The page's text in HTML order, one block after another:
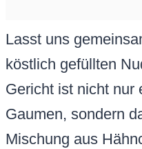
Lasst uns
köstlich gefüllten
Gericht ist nicht nur
Gaumen, sondern
Mischung aus